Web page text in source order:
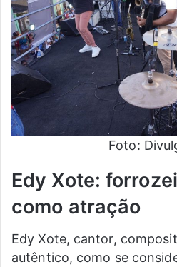
Foto:
Edy Xote:
como atração
Edy Xote, cantor,
autêntico, como se